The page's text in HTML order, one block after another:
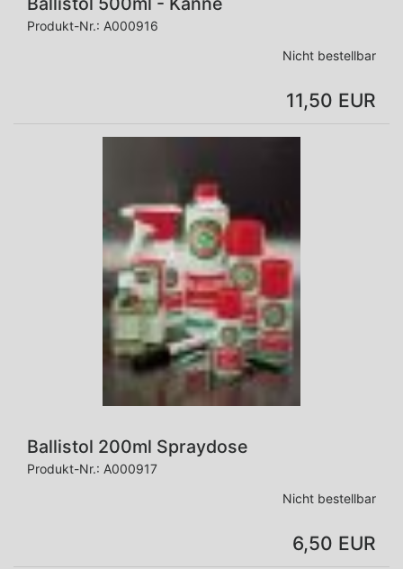
Produkt-Nr.: A000916
Nicht bestellbar
11,50 EUR
Ballistol 200ml Spraydose
Produkt-Nr.: A000917
Nicht bestellbar
6,50 EUR